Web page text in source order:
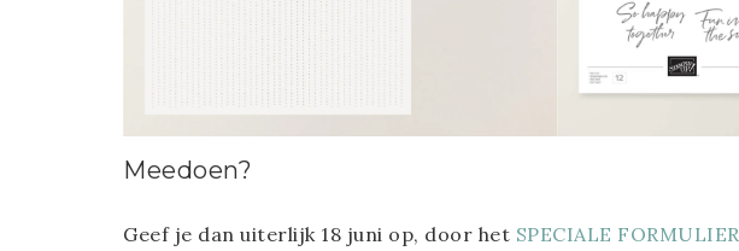
Meedoen?
Geef je dan uiterlijk 18 juni op, door het SPECIALE FORMULIER